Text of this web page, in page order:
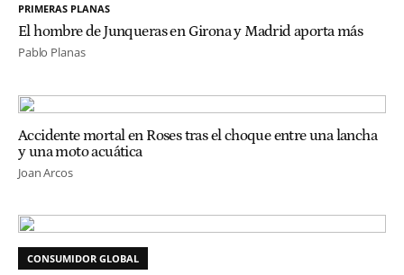
PRIMERAS PLANAS
El hombre de Junqueras en Girona y Madrid aporta más
Pablo Planas
Accidente mortal en Roses tras el choque entre una lancha
y una moto acuática
Joan Arcos
CONSUMIDOR GLOBAL